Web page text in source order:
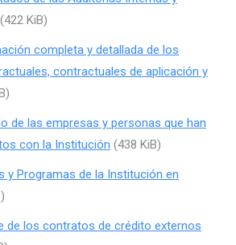
(422 KiB)
completa y detallada de los
contractuales de aplicación y
de las empresas y personas que han
con la Institución (438 KiB)
y Programas de la Institución en
de los contratos de crédito externos